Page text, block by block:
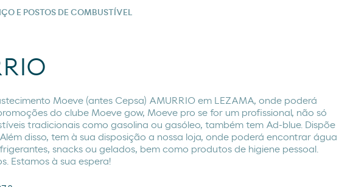
E POSTOS DE COMBUSTÍVEL
Moeve (antes Cepsa) AMURRIO em LEZAMA, onde poderá
do clube Moeve gow, Moeve pro se for um profissional, não só
tradicionais como gasolina ou gasóleo, também tem Ad-blue. Dispõe
disso, tem à sua disposição a nossa loja, onde poderá encontrar água
snacks ou gelados, bem como produtos de higiene pessoal.
Estamos à sua espera!